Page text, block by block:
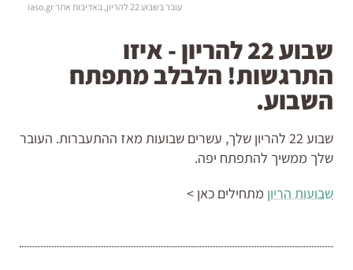
עובר בשבוע 22 להריון, באדיבות אתר iaso.gr
שבוע 22 להריון - איזו
התרגשות! הלבלב מתפתח
השבוע.
שבוע 22 להריון שלך, עשרים שבועות מאז ההתעברות. העובר
שלך ממשיך להתפתח יפה.
שבועות הריון מתחילים כאן >